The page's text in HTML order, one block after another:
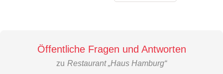
Öffentliche Fragen und Antworten
zu Restaurant „Haus Hamburg“